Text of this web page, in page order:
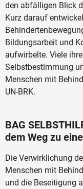
den abfälligen Blick
Kurz darauf
Bildungsarbeit und
aufwirbelte. Viele
Selbstbestimmung
Menschen mit
UN-BRK.
BAG
dem Weg zu
Die Verwirklichung
Menschen mit
und die Beseitigung